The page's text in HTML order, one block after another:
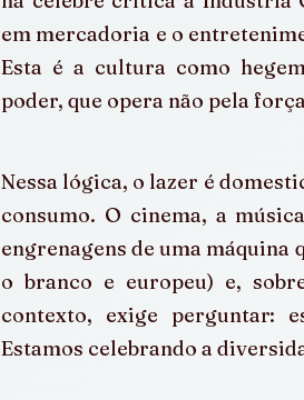
em mercadoria e o
Esta é a cultura como
poder, que opera não pela
Nessa lógica, o lazer é
consumo. O cinema, a
engrenagens de uma máquina
o branco e europeu) e,
contexto, exige perguntar:
Estamos celebrando a